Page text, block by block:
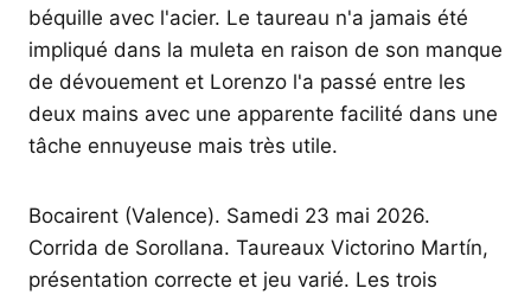
béquille avec l'acier. Le taureau n'a jamais été
impliqué dans la muleta en raison de son manque
de dévouement et Lorenzo l'a passé entre les
deux mains avec une apparente facilité dans une
tâche ennuyeuse mais très utile.
Bocairent (Valence). Samedi 23 mai 2026.
Corrida de Sorollana. Taureaux Victorino Martín,
présentation correcte et jeu varié. Les trois